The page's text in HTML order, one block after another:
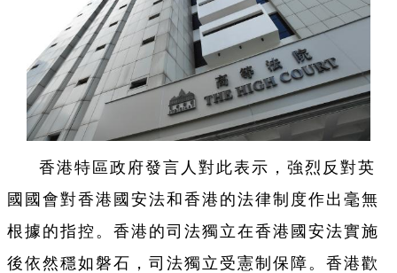
香港特區政府發言人對此表示， 強烈反對英
國國會對香港國安法和香港的法律制度作出毫無
根據的指控。香港的司法獨立在香港國安法實施
後依然穩如磐石，司法獨立受憲制保障。香港歡